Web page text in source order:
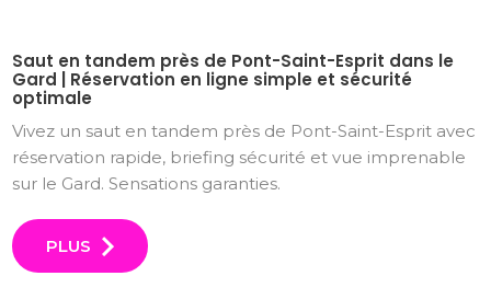
Saut en tandem près de Pont-Saint-Esprit dans le
Gard | Réservation en ligne simple et sécurité
optimale
Vivez un saut en tandem près de Pont-Saint-Esprit avec
réservation rapide, briefing sécurité et vue imprenable
sur le Gard. Sensations garanties.
PLUS